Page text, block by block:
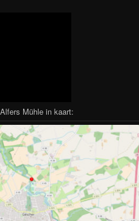
Mühle in kaart: